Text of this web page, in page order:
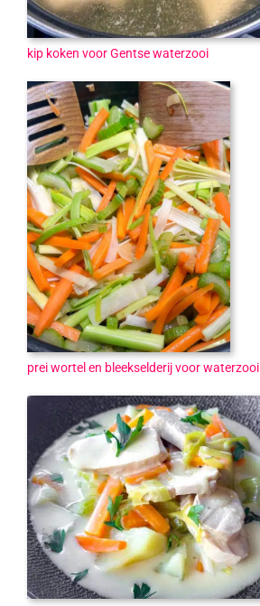
kip koken voor Gentse waterzooi
prei wortel en bleekselderij voor waterzooi